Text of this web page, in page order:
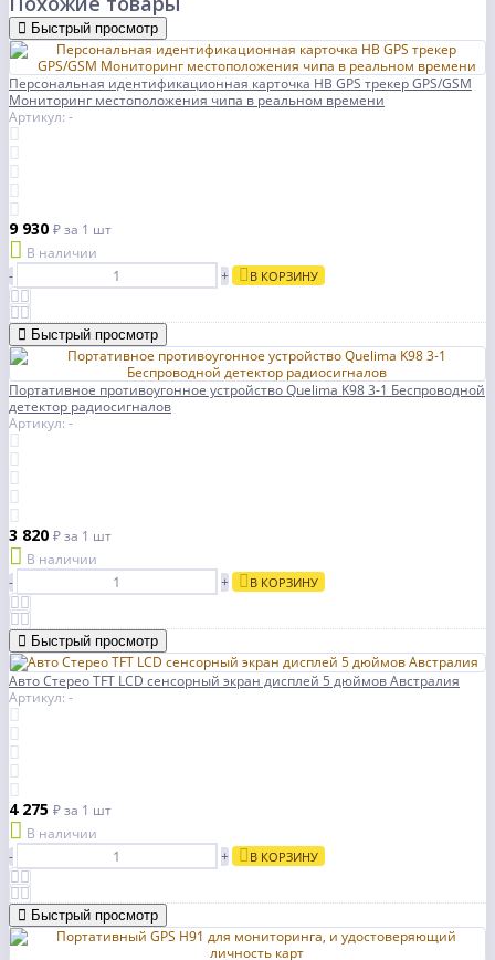
Быстрый просмотр
Персональная идентификационная карточка HB GPS трекер GPS/GSM
Мониторинг местоположения чипа в реальном времени
Артикул: -
9 930 ₽за 1 шт
В наличии
-
+ В КОРЗИНУ
Быстрый просмотр
Портативное противоугонное устройство Quelima K98 3-1 Беспроводной
детектор радиосигналов
Артикул: -
3 820 ₽за 1 шт
В наличии
-
+ В КОРЗИНУ
Быстрый просмотр
Авто Стерео TFT LCD сенсорный экран дисплей 5 дюймов Австралия
Артикул: -
4 275 ₽за 1 шт
В наличии
-
+ В КОРЗИНУ
Быстрый просмотр